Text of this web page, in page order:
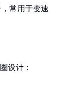
常用于变速
设计：